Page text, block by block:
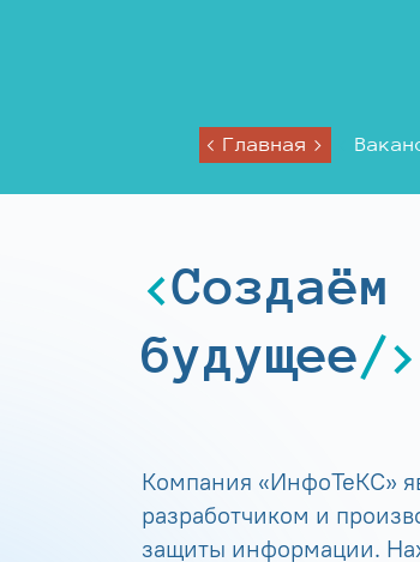
Главная
Создаём
будущее
Компания «ИнфоТеКС»
разработчиком и
защиты информации.